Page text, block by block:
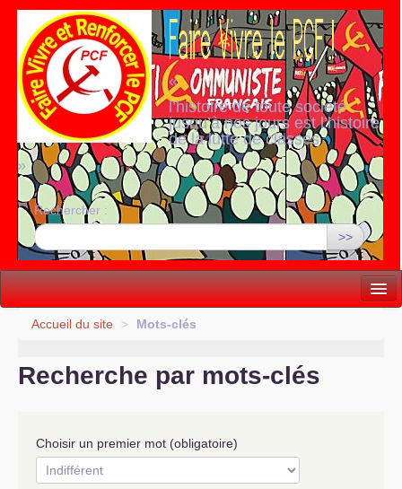
«
l’histoire de toute société
jusqu’à nos jours est l’histoire
de la lutte de classes
»
Rechercher :
>>
Vie politique
Comprendre...
Accueil du site > Mots-clés
Recherche par mots-clés
Choisir un premier mot (obligatoire)